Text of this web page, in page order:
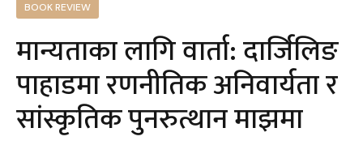
BOOK REVIEW
मान्यताका लागि वार्ता: दार्जिलिङ
पाहाडमा रणनीतिक अनिवार्यता र
सांस्कृतिक पुनरुत्थान माझमा